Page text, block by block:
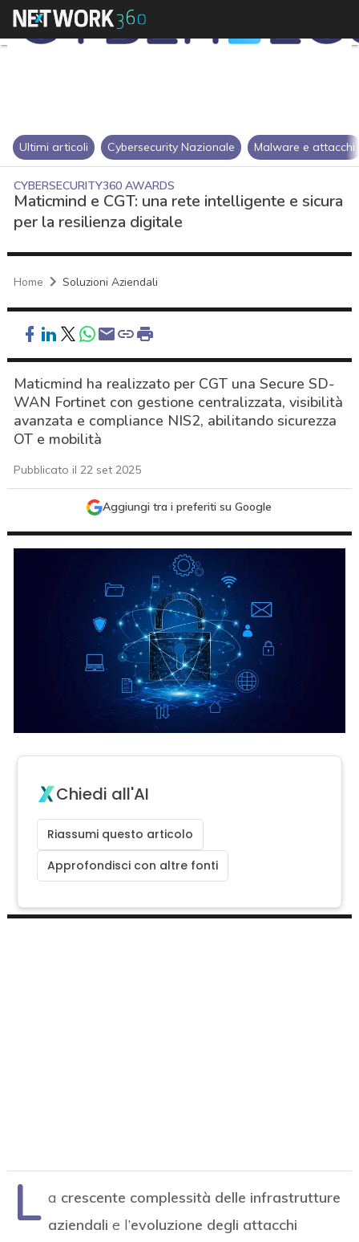
Ultimi articoli Cybersecurity Nazionale Malware e attacchi
CYBERSECURITY360 AWARDS
Maticmind e CGT: una rete intelligente e sicura
per la resilienza digitale
Home Soluzioni Aziendali
Maticmind ha realizzato per CGT una Secure SD-
WAN Fortinet con gestione centralizzata, visibilità
avanzata e compliance NIS2, abilitando sicurezza
OT e mobilità
Pubblicato il 22 set 2025
Aggiungi tra i preferiti su Google
Chiedi all'AI
Riassumi questo articolo
Approfondisci con altre fonti
L a crescente complessità delle infrastrutture
aziendali e l’evoluzione degli attacchi